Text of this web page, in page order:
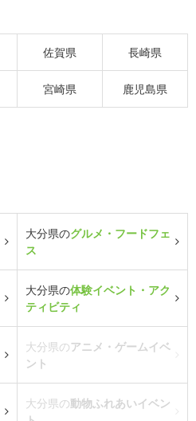
佐賀県 長崎県
宮崎県 鹿児島県
大分県のグルメ・フードフェ
ス
大分県の体験イベント・アク
ティビティ
大分県のアニメ・ゲームイベ
ント
大分県の動物ふれあいイベン